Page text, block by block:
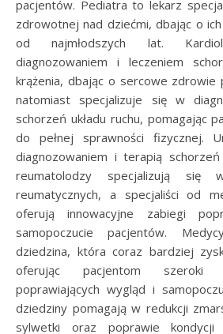
pacjentów. Pediatra to lekarz
zdrowotnej nad dziećmi, dbając o
od najmłodszych lat.
diagnozowaniem i leczeniem
krążenia, dbając o sercowe zdrowie
natomiast specjalizuje się w
schorzeń układu ruchu, pomagając
do pełnej sprawności fizycznej.
diagnozowaniem i terapią schorzeń
reumatolodzy specjalizują się
reumatycznych, a specjaliści od
oferują innowacyjne zabiegi
samopoczucie pacjentów.
dziedzina, która coraz bardziej
oferując pacjentom szeroki
poprawiających wygląd i
dziedziny pomagają w redukcji
sylwetki oraz poprawie kondycji